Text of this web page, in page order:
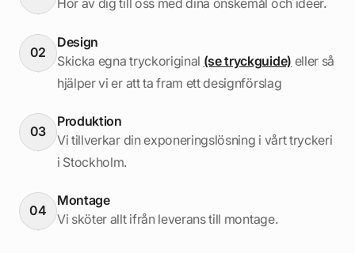
02
Design
Skicka egna tryckoriginal (se tryckguide) eller så
hjälper vi er att ta fram ett designförslag
03
Produktion
Vi tillverkar din exponeringslösning i vårt tryckeri
i Stockholm.
04
Montage
Vi sköter allt ifrån leverans till montage.